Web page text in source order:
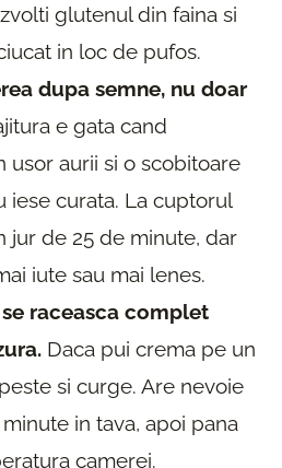
glutenul din faina si
in loc de pufos.
dupa semne, nu doar
e gata cand
usor aurii si o scobitoare
iese curata. La cuptorul
jur de 25 de minute, dar
iute sau mai lenes.
raceasca complet
Daca pui crema pe un
si curge. Are nevoie
in tava, apoi pana
camerei.